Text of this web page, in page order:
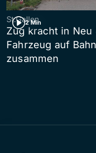
2 Min
St.Gallen
Zug kracht in Neu
Fahrzeug auf
zusammen